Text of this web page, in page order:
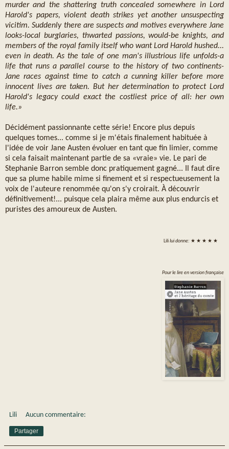
murder and the shattering truth concealed somewhere in Lord
Harold's papers, violent death strikes yet another unsuspecting
vicitim. Suddenly there are suspects and motives everywhere Jane
looks-local burglaries, thwarted passions, would-be knights, and
members of the royal family itself who want Lord Harold hushed...
even in death. As the tale of one man's illustrious life unfolds-a
life that runs a parallel course to the history of two continents-
Jane races against time to catch a cunning killer before more
innocent lives are taken. But her determination to protect Lord
Harold's legacy could exact the costliest price of all: her own
life.»
Décidément passionnante cette série! Encore plus depuis
quelques tomes... comme si je m'étais finalement habituée à
l'idée de voir Jane Austen évoluer en tant que fin limier, comme
si cela faisait maintenant partie de sa «vraie» vie. Le pari de
Stephanie Barron semble donc pratiquement gagné... Il faut dire
que sa plume habile mime si finement et si respectueusement la
voix de l'auteure renommée qu'on s'y croirait. À découvrir
définitivement!... puisque cela plaira même aux plus endurcis et
puristes des amoureux de Austen.
Lililui donne: ★ ★ ★ ★ ★
Pour le lire en version française
Lili Aucun commentaire:
Partager